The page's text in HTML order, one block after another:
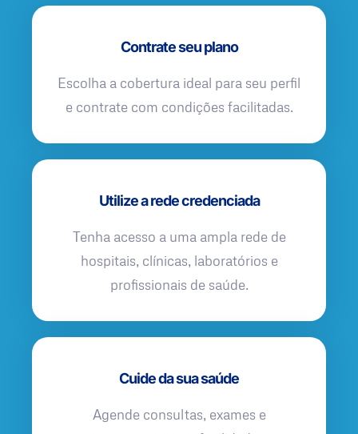
Contrate seu plano
Escolha a cobertura ideal para seu perfil
e contrate com condições facilitadas.
Utilize a rede credenciada
Tenha acesso a uma ampla rede de
hospitais, clínicas, laboratórios e
profissionais de saúde.
Cuide da sua saúde
Agende consultas, exames e